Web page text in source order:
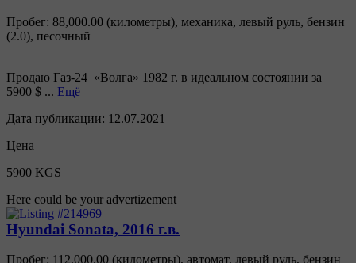
Пробег: 88,000.00 (километры), механика, левый руль, бензин
(2.0), песочный
Продаю Газ-24 «Волга» 1982 г. в идеальном состоянии за
5900 $ ... Ещё
Дата публикации: 12.07.2021
Цена
5900 KGS
Here could be your advertizement
Hyundai Sonata, 2016 г.в.
Пробег: 112,000.00 (километры), автомат, левый руль, бензин